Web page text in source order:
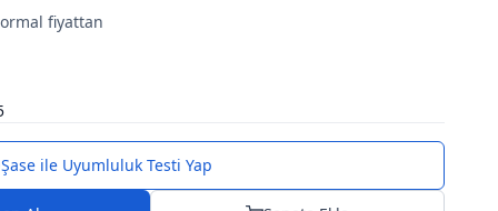
fiyattan
Şase ile Uyumluluk Testi Yap